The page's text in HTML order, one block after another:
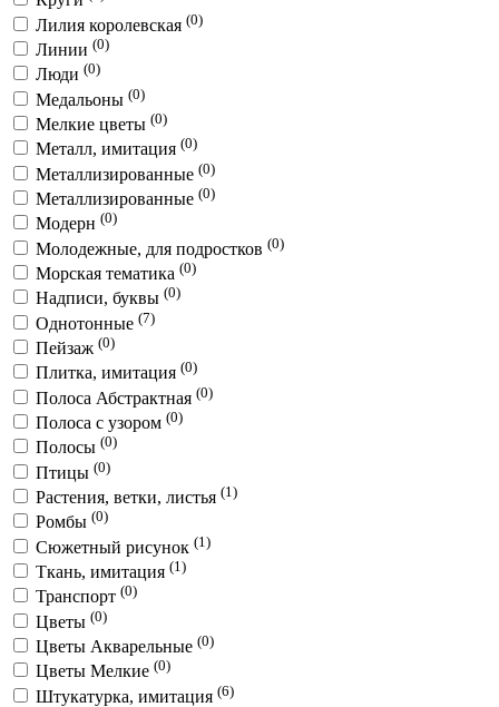
Лилия королевская (0)
Линии (0)
Люди (0)
Медальоны (0)
Мелкие цветы (0)
Металл, имитация (0)
Металлизированные (0)
Металлизированные (0)
Модерн (0)
Молодежные, для подростков (0)
Морская тематика (0)
Надписи, буквы (0)
Однотонные (7)
Пейзаж (0)
Плитка, имитация (0)
Полоса Абстрактная (0)
Полоса с узором (0)
Полосы (0)
Птицы (0)
Растения, ветки, листья (1)
Ромбы (0)
Сюжетный рисунок (1)
Ткань, имитация (1)
Транспорт (0)
Цветы (0)
Цветы Акварельные (0)
Цветы Мелкие (0)
Штукатурка, имитация (6)